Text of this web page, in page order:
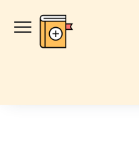
содержанию